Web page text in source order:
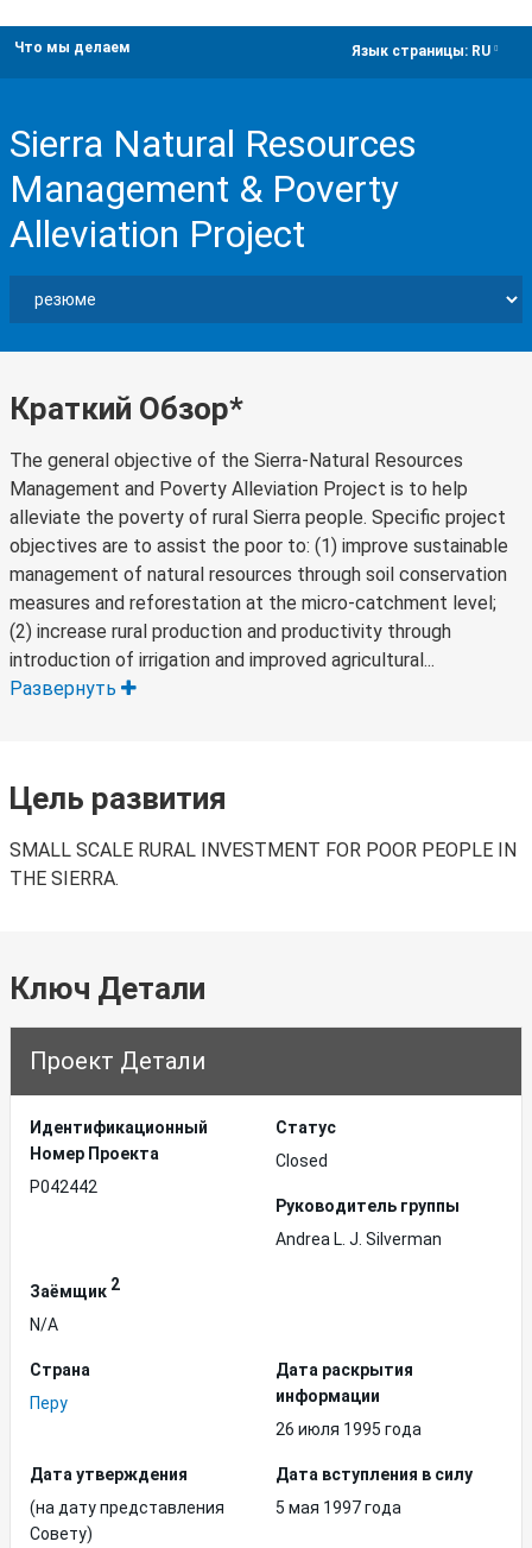
Что мы делаем Язык страницы: RU
Sierra Natural Resources
Management & Poverty
Alleviation Project
Краткий Обзор*
The general objective of the Sierra-Natural Resources
Management and Poverty Alleviation Project is to help
alleviate the poverty of rural Sierra people. Specific project
objectives are to assist the poor to: (1) improve sustainable
management of natural resources through soil conservation
measures and reforestation at the micro-catchment level;
(2) increase rural production and productivity through
introduction of irrigation and improved agricultural...
Развернуть
Цель развития
SMALL SCALE RURAL INVESTMENT FOR POOR PEOPLE IN
THE SIERRA.
Ключ Детали
Проект Детали
Идентификационный
Hомер Проекта
P042442
Статус
Closed
Руководитель группы
Andrea L. J. Silverman
Заёмщик 2
N/A
Страна
Перу
Дата раскрытия
информации
26 июля 1995 года
Дата утверждения
(на дату представления
Совету)
Дата вступления в силу
5 мая 1997 года